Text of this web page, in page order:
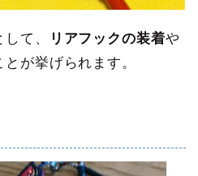
て、 リアフックの装着や
とが挙げられます。